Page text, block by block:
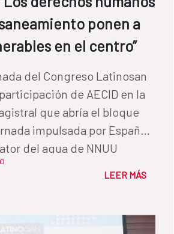
ponen a
en el centro”
del Congreso Latinosan
de AECID en la
el bloque
impulsada por España
del agua de NNUU
capas de exclusión que
de discriminación.
LEER MÁS